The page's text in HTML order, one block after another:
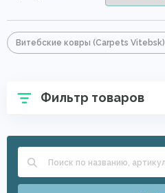
Витебские ковры (Carpets Vitebsk)
Фильтр товаров